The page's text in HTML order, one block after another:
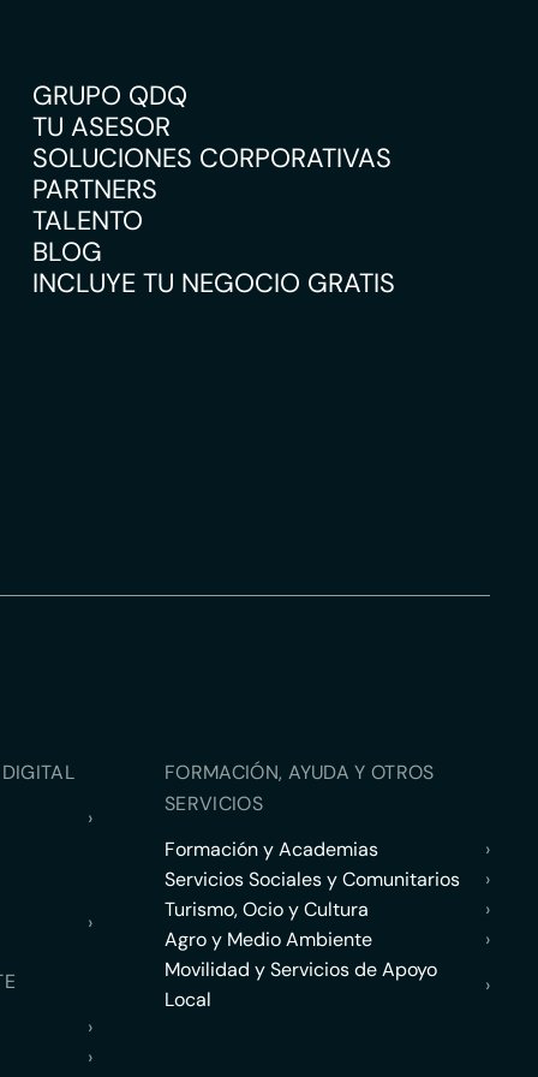
GRUPO QDQ
TU ASESOR
SOLUCIONES CORPORATIVAS
PARTNERS
TALENTO
BLOG
INCLUYE TU NEGOCIO GRATIS
›
›
›
›
FORMACIÓN, AYUDA Y OTROS
SERVICIOS
Formación y Academias
›
Servicios Sociales y Comunitarios
›
Turismo, Ocio y Cultura
›
Agro y Medio Ambiente
›
Movilidad y Servicios de Apoyo
Local
›